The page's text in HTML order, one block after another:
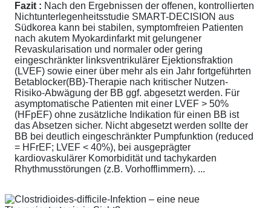
Fazit : Nach den Ergebnissen der offenen, kontrollierten
Nichtunterlegenheitsstudie SMART-DECISION aus
Südkorea kann bei stabilen, symptomfreien Patienten
nach akutem Myokardinfarkt mit gelungener
Revaskularisation und normaler oder gering
eingeschränkter linksventrikulärer Ejektionsfraktion
(LVEF) sowie einer über mehr als ein Jahr fortgeführten
Betablocker(BB)-Therapie nach kritischer Nutzen-
Risiko-Abwägung der BB ggf. abgesetzt werden. Für
asymptomatische Patienten mit einer LVEF > 50%
(HFpEF) ohne zusätzliche Indikation für einen BB ist
das Absetzen sicher. Nicht abgesetzt werden sollte der
BB bei deutlich eingeschränkter Pumpfunktion (reduced
= HFrEF; LVEF < 40%), bei ausgeprägter
kardiovaskulärer Komorbidität und tachykarden
Rhythmusstörungen (z.B. Vorhofflimmern). ...